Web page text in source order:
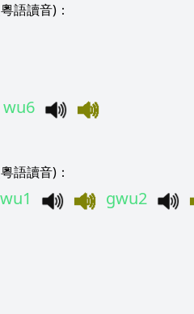
語讀音)：
wu6
語讀音)：
gwu2